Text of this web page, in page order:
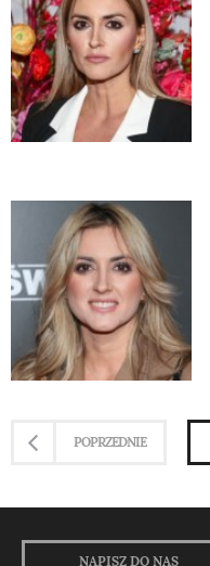
POPRZEDNIE
NAPISZ DO NAS